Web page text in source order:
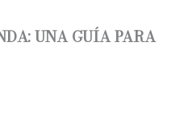
UNA GUÍA PARA